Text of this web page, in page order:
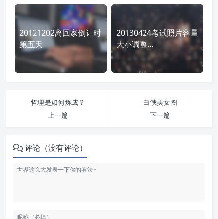
20121202离回家倒计时
第五天
20130424考试照片容量
大小调整…
哲理是如何炼成？
上一篇
白俄美女图
下一篇
评论（没有评论）